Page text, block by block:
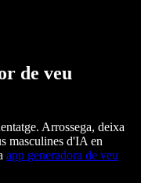
de veu
Arrossega, deixa
masculines d'IA en
app generadora de veu